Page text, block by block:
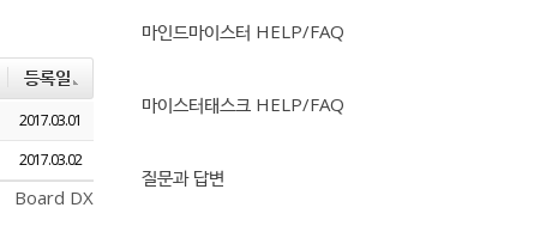
마인드마이스터 HELP/FAQ
마이스터태스크 HELP/FAQ
질문과 답변
등록일
2017.03.01
2017.03.02
Board DX